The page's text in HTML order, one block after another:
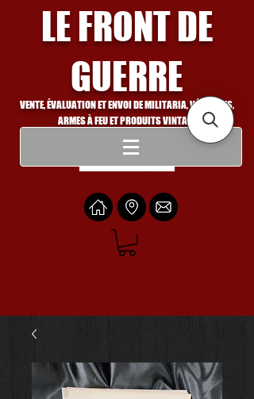
LE FRONT DE
GUERRE
VENTE, ÉVALUATION ET ENVOI DE MILITARIA, VÉHICULES,
ARMES À FEU ET PRODUITS VINTAGE
Se connecter